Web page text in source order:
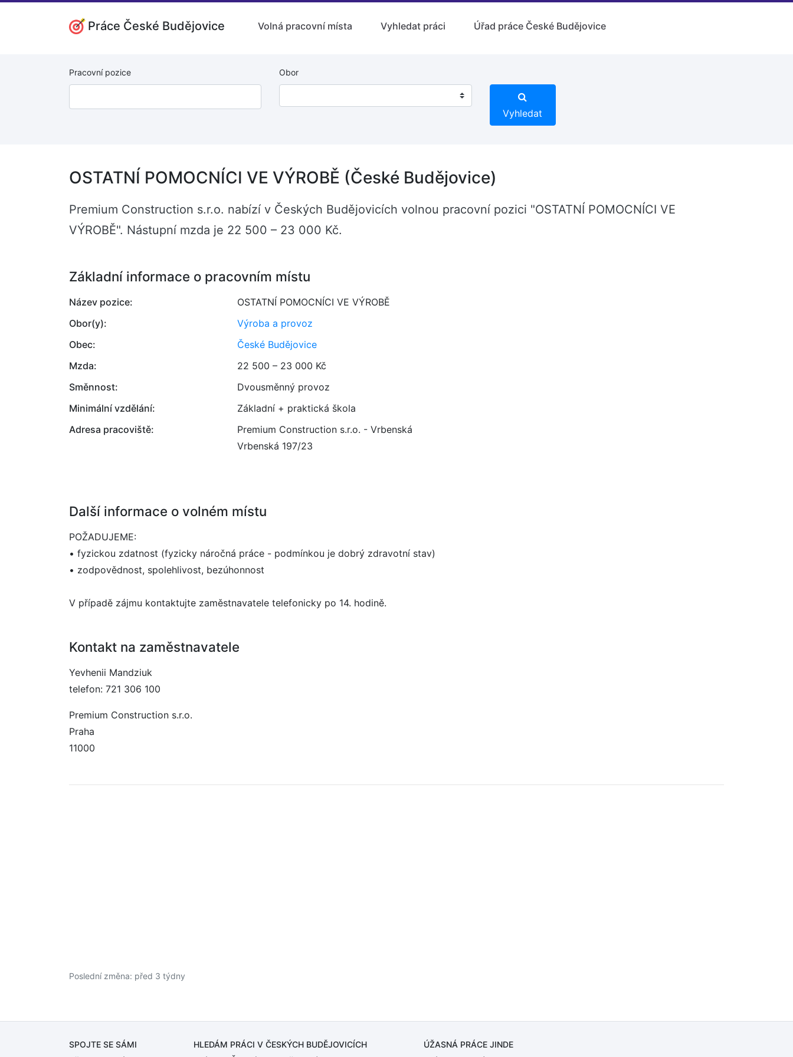
Práce České Budějovice Volná pracovní místa Vyhledat práci Úřad práce České Budějovice
Pracovní pozice Obor
Vyhledat
OSTATNÍ POMOCNÍCI VE VÝROBĚ (České Budějovice)
Premium Construction s.r.o. nabízí v Českých Budějovicích volnou pracovní pozici "OSTATNÍ POMOCNÍCI VE
VÝROBĚ". Nástupní mzda je 22 500 – 23 000 Kč.
Základní informace o pracovním místu
Název pozice:
OSTATNÍ POMOCNÍCI VE VÝROBĚ
Obor(y):
Výroba a provoz
Obec:
České Budějovice
Mzda:
22 500 – 23 000 Kč
Směnnost:
Dvousměnný provoz
Minimální vzdělání:
Základní + praktická škola
Adresa pracoviště:
Premium Construction s.r.o. - Vrbenská
Vrbenská 197/23
Další informace o volném místu
POŽADUJEME:
• fyzickou zdatnost (fyzicky náročná práce - podmínkou je dobrý zdravotní stav)
• zodpovědnost, spolehlivost, bezúhonnost
V případě zájmu kontaktujte zaměstnavatele telefonicky po 14. hodině.
Kontakt na zaměstnavatele
Yevhenii Mandziuk
telefon: 721 306 100
Premium Construction s.r.o.
Praha
11000
Poslední změna: před 3 týdny
SPOJTE SE SÁMI HLEDÁM PRÁCI V ČESKÝCH BUDĚJOVICÍCH ÚŽASNÁ PRÁCE JINDE